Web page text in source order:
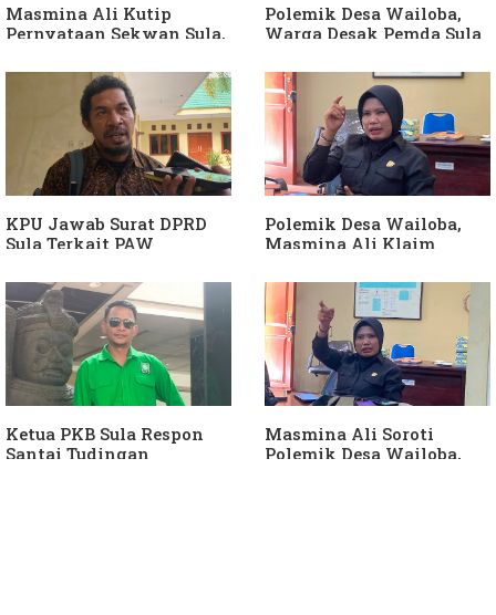
Masmina Ali Kutip
Pernyataan Sekwan Sula,
Diduga Jadikan
Keponakan "ATM
Berjalan"
Polemik Desa Wailoba,
Warga Desak Pemda Sula
APH Usut Dugaan
Penyimpangan Dana Desa
KPU Jawab Surat DPRD
Sula Terkait PAW
Hanura
Polemik Desa Wailoba,
Masmina Ali Klaim
Keterlibatan Ketua PKB
Sula
Ketua PKB Sula Respon
Santai Tudingan
Masmina Ali Soroti
Polemik Desa Wailoba,